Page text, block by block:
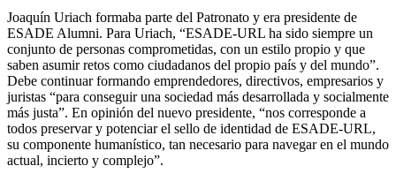
Joaquín Uriach formaba parte del Patronato y era presidente de
ESADE Alumni. Para Uriach, “ESADE-URL ha sido siempre un
conjunto de personas comprometidas, con un estilo propio y que
saben asumir retos como ciudadanos del propio país y del mundo”.
Debe continuar formando emprendedores, directivos, empresarios y
juristas “para conseguir una sociedad más desarrollada y socialmente
más justa”. En opinión del nuevo presidente, “nos corresponde a
todos preservar y potenciar el sello de identidad de ESADE-URL,
su componente humanístico, tan necesario para navegar en el mundo
actual, incierto y complejo”.